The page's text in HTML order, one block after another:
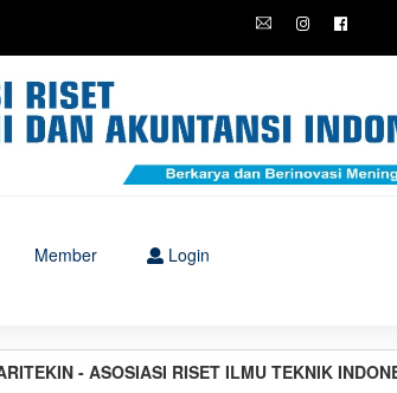
Member Login
- ASOSIASI RISET ILMU TEKNIK